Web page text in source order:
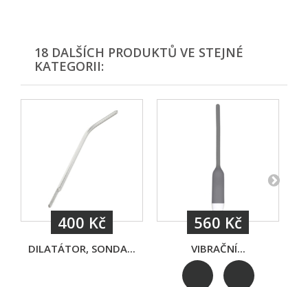
18 DALŠÍCH PRODUKTŮ VE STEJNÉ
KATEGORII:
400 Kč
DILATÁTOR, SONDA...
560 Kč
VIBRAČNÍ...